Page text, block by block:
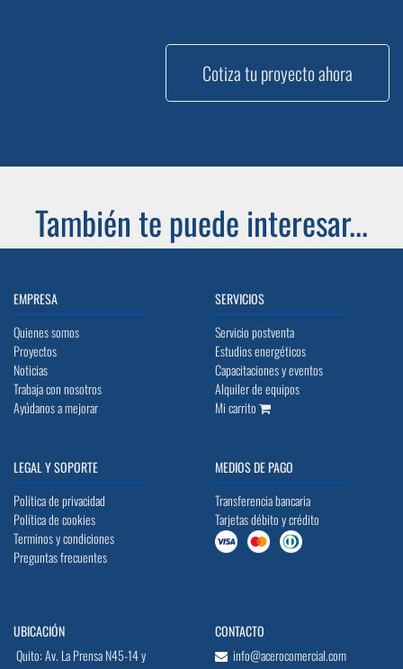
Cotiza tu proyecto ahora
También te puede interesar...
EMPRESA
Quienes somos
Proyectos
Noticias
Trabaja con nosotros
Ayúdanos a mejorar
SERVICIOS
Servicio postventa
Estudios energéticos
Capacitaciones y eventos
Alquiler de equipos
Mi carrito
LEGAL Y SOPORTE
Política de privacidad
Política de cookies
Terminos y condiciones
Preguntas frecuentes
MEDIOS DE PAGO
Transferencia bancaria
Tarjetas débito y crédito
UBICACIÓN
Quito: Av. La Prensa N45-14 y
CONTACTO
info@acerocomercial.com